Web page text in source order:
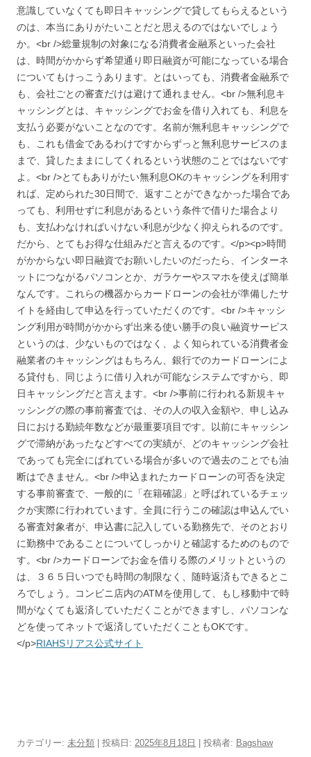
意識していなくても即日キャッシングで貸してもらえるという
のは、本当にありがたいことだと思えるのではないでしょう
か。<br />総量規制の対象になる消費者金融系といった会社
は、時間がかからず希望通り即日融資が可能になっている場合
についてもけっこうあります。とはいっても、消費者金融系で
も、会社ごとの審査だけは避けて通れません。<br />無利息キ
ャッシングとは、キャッシングでお金を借り入れても、利息を
支払う必要がないことなのです。名前が無利息キャッシングで
も、これも借金であるわけですからずっと無利息サービスのま
まで、貸したままにしてくれるという状態のことではないです
よ。<br />とてもありがたい無利息OKのキャッシングを利用す
れば、定められた30日間で、返すことができなかった場合であ
っても、利用せずに利息があるという条件で借りた場合より
も、支払わなければいけない利息が少なく抑えられるのです。
だから、とてもお得な仕組みだと言えるのです。</p><p>時間
がかからない即日融資でお願いしたいのだったら、インターネ
ットにつながるパソコンとか、ガラケーやスマホを使えば簡単
なんです。これらの機器からカードローンの会社が準備したサ
イトを経由して申込を行っていただくのです。<br />キャッシ
ング利用が時間がかからず出来る使い勝手の良い融資サービス
というのは、少ないものではなく、よく知られている消費者金
融業者のキャッシングはもちろん、銀行でのカードローンによ
る貸付も、同じように借り入れが可能なシステムですから、即
日キャッシングだと言えます。<br />事前に行われる新規キャ
ッシングの際の事前審査では、その人の収入金額や、申し込み
日における勤続年数などが最重要項目です。以前にキャッシン
グで滞納があったなどすべての実績が、どのキャッシング会社
であっても完全にばれている場合が多いので過去のことでも油
断はできません。<br />申込まれたカードローンの可否を決定
する事前審査で、一般的に「在籍確認」と呼ばれているチェッ
クが実際に行われています。全員に行うこの確認は申込んでい
る審査対象者が、申込書に記入している勤務先で、そのとおり
に勤務中であることについてしっかりと確認するためのもので
す。<br />カードローンでお金を借りる際のメリットというの
は、３６５日いつでも時間の制限なく、随時返済もできるとこ
ろでしょう。コンビニ店内のATMを使用して、もし移動中で時
間がなくても返済していただくことができますし、パソコンな
どを使ってネットで返済していただくこともOKです。
</p>RIAHSリアス公式サイト
カテゴリー: 未分類 | 投稿日: 2025年8月18日 投稿者: Bagshaw